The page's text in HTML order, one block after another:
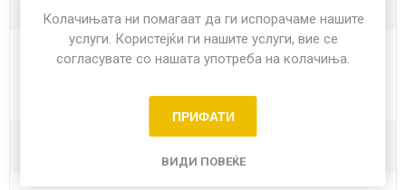
Билтен
Колачињата ни помагаат да ги испорачаме нашите
услуги. Користејќи ги нашите услуги, вие се
согласувате со нашата употреба на колачиња.
ПРИФАТИ
ВИДИ ПОВЕЌЕ